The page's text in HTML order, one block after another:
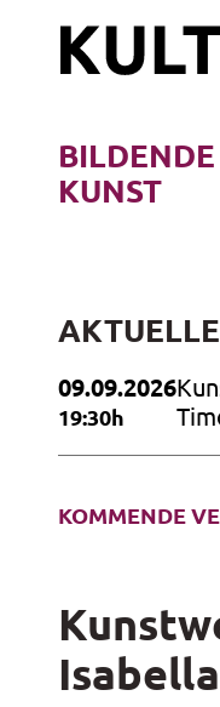
BILDENDE
KUNST
09.09.2026
19:30h
KOMMENDE